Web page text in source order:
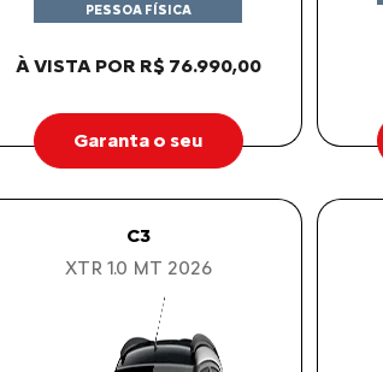
À VISTA POR R$ 76.990,00
PESSOA FÍSICA
Garanta o seu
C3
XTR 1.0 MT 2026